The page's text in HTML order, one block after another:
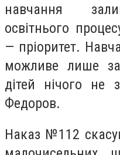
навчання
освітнього
— пріоритет.
можливе лише
дітей нічого не
Федоров.
Наказ №112